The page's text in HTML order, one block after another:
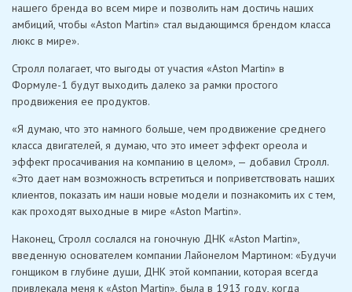
нашего бренда во всем мире и позволить нам достичь наших
амбиций, чтобы «Aston Martin» стал выдающимся брендом класса
люкс в мире».
Стролл полагает, что выгоды от участия «Aston Martin» в
Формуле-1 будут выходить далеко за рамки простого
продвижения ее продуктов.
«Я думаю, что это намного больше, чем продвижение среднего
класса двигателей, я думаю, что это имеет эффект ореола и
эффект просачивания на компанию в целом», — добавил Стролл.
«Это дает нам возможность встретиться и поприветствовать наших
клиентов, показать им наши новые модели и познакомить их с тем,
как проходят выходные в мире «Aston Martin».
Наконец, Стролл сослался на гоночную ДНК «Aston Martin»,
введенную основателем компании Лайонелом Мартином: «Будучи
гонщиком в глубине души, ДНК этой компании, которая всегда
привлекала меня к «Aston Martin», была в 1913 году, когда